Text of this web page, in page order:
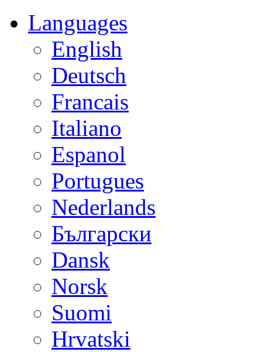
Languages
English
Deutsch
Francais
Italiano
Espanol
Portugues
Nederlands
Български
Dansk
Norsk
Suomi
Hrvatski